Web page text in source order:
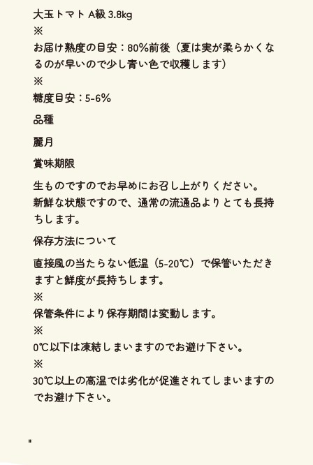
大玉トマト A級 3.8kg
※
お届け熟度の目安：80％前後（夏は実が柔らかくな
るのが早いので少し青い色で収穫します）
※
糖度目安：5-6％
品種
麗月
賞味期限
生ものですのでお早めにお召し上がりください。
新鮮な状態ですので、通常の流通品よりとても長持
ちします。
保存方法について
直接風の当たらない低温（5-20℃）で保管いただき
ますと鮮度が長持ちします。
※
保管条件により保存期間は変動します。
※
0℃以下は凍結しまいますのでお避け下さい。
※
30℃以上の高温では劣化が促進されてしまいますの
でお避け下さい。
"